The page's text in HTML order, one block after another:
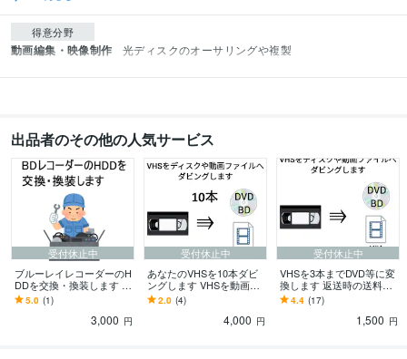
得意分野
動画編集・映像制作 光ディスクのオーサリングや複製
出品者のその他の人気サービス
受付休止中
ブルーレイレコーダーのH
DDを交換・換装します ブ
ルーレイレコーダーの故
障したHDDを交換します
5.0 (1)
3,000 円
受付休止中
あなたのVHSを10本ダビ
ングします VHSを動画フ
ァイルやDVD、BDへ変換
します
2.0 (4)
4,000 円
受付休止中
VHSを3本までDVD等に変
換します 返送時の送料は
テープをこちらで処分し
て問題ない場合、無料
4.4 (17)
1,500 円